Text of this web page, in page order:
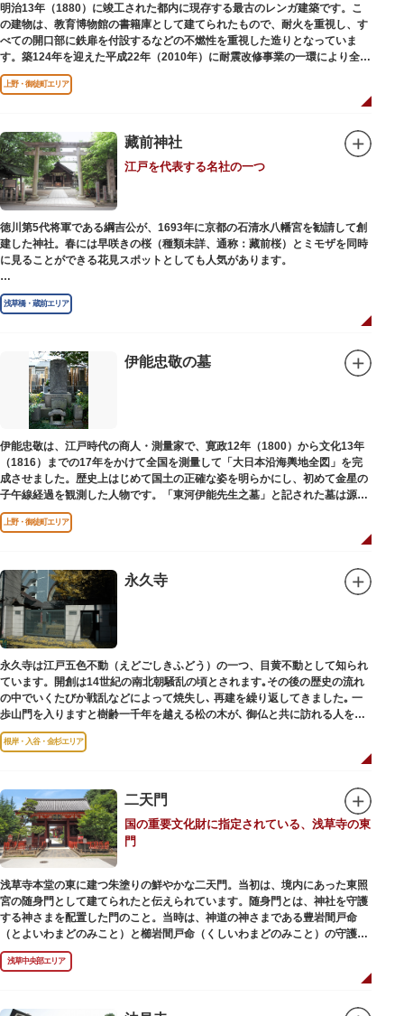
明治13年（1880）に竣工された都内に現存する最古のレンガ建築です。こ
の建物は、教育博物館の書籍庫として建てられたもので、耐火を重視し、す
べての開口部に鉄扉を付設するなどの不燃性を重視した造りとなっていま
す。築124年を迎えた平成22年（2010年）に耐震改修事業の一環により全面
改修が施されました。
上野・御徒町エリア
藏前神社
江戸を代表する名社の一つ
徳川第5代将軍である綱吉公が、1693年に京都の石清水八幡宮を勧請して創
建した神社。春には早咲きの桜（種類未詳、通称：藏前桜）とミモザを同時
に見ることができる花見スポットとしても人気があります。
江戸時代には勧進大相撲の開催地としても知られ、3大強豪力士の谷風、小
野川、雷電などの名力士による幾多の名勝負が繰り広げられ大いに賑わいを
見せました。また、御神輿は昭和の名工・志布景彩（しふけいさい）による
創建当初の社号は「石清水八幡宮」でしたが、1951年に「藏前神社」へと改
称しました。江戸城鬼門除の守護神ならびに徳川将軍家祈願所の一社として
尊崇され、社地は200石の朱印地を賜り、江戸を代表する名社のひとつに数
えられています。赤穂義士討ち入りの成功祈願や、落語の演目にある「元
犬」ゆかりの神社としても知られるパワースポットです。
浅草橋・蔵前エリア
伊能忠敬の墓
伊能忠敬は、江戸時代の商人・測量家で、寛政12年（1800）から文化13年
（1816）までの17年をかけて全国を測量して「大日本沿海輿地全図」を完
成させました。歴史上はじめて国土の正確な姿を明らかにし、初めて金星の
子午線経過を観測した人物です。「東河伊能先生之墓」と記された墓は源空
寺（げんくうじ）にあります。
上野・御徒町エリア
永久寺
永久寺は江戸五色不動（えどごしきふどう）の一つ、目黄不動として知られ
ています。開創は14世紀の南北朝騒乱の頃とされます｡その後の歴史の流れ
の中でいくたびか戦乱などによって焼失し､ 再建を繰り返してきました｡ 一
歩山門を入りますと樹齢一千年を越える松の木が､ 御仏と共に訪れる人を静
かに迎えています｡
根岸・入谷・金杉エリア
二天門
国の重要文化財に指定されている、浅草寺の東
門
浅草寺本堂の東に建つ朱塗りの鮮やかな二天門。当初は、境内にあった東照
宮の随身門として建てられたと伝えられています。随身門とは、神社を守護
する神さまを配置した門のこと。当時は、神道の神さまである豊岩間戸命
（とよいわまどのみこと）と櫛岩間戸命（くしいわまどのみこと）の守護神
像が左右に祀られていました。
しかし、1868年（明治元年）に明治政府が発令した神仏分離令により、仏教
寺院である浅草寺には、この2柱の神さまの像を祀ることができなくなりま
浅草中央部エリア